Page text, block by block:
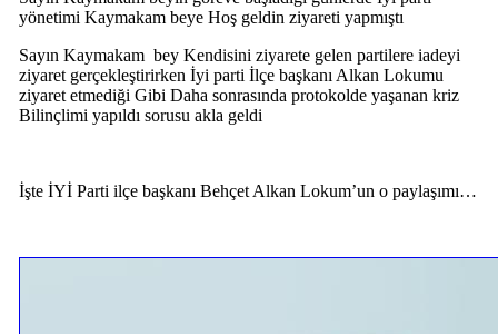
yönetimi Kaymakam beye Hoş geldin ziyareti yapmıştı
Sayın Kaymakam bey Kendisini ziyarete gelen partilere iadeyi
ziyaret gerçekleştirirken İyi parti İlçe başkanı Alkan Lokumu
ziyaret etmediği Gibi Daha sonrasında protokolde yaşanan kriz
Bilinçlimi yapıldı sorusu akla geldi
İşte İYİ Parti ilçe başkanı Behçet Alkan Lokum’un o paylaşımı…